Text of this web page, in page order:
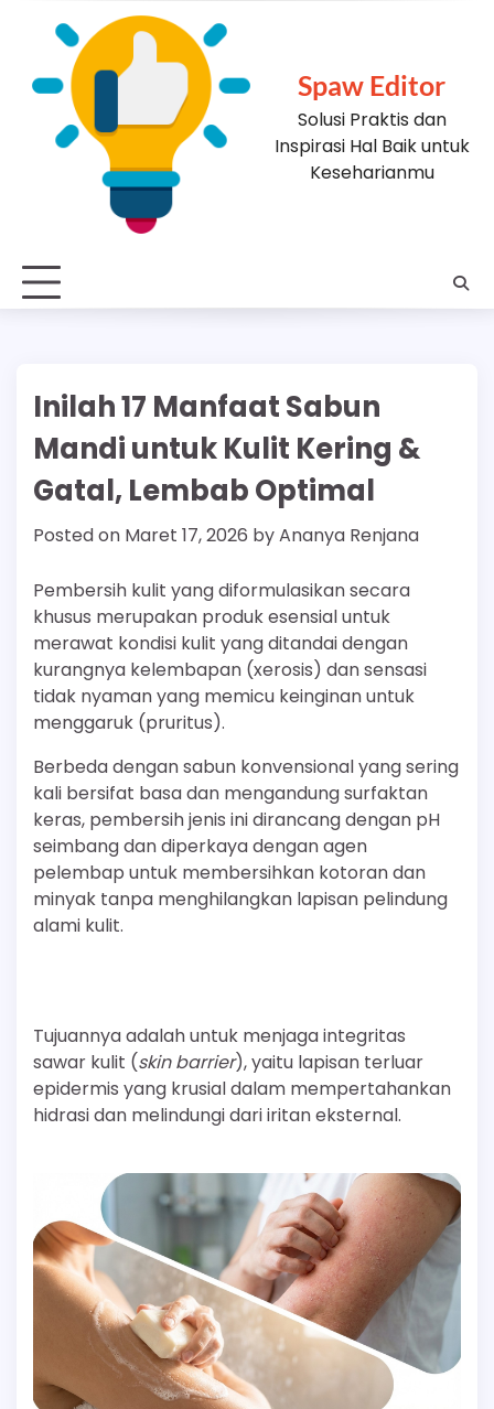
Spaw Editor
Solusi Praktis dan
Inspirasi Hal Baik untuk
Keseharianmu
Inilah 17 Manfaat Sabun
Mandi untuk Kulit Kering &
Gatal, Lembab Optimal
Posted on Maret 17, 2026 byAnanya Renjana
Pembersih kulit yang diformulasikan secara
khusus merupakan produk esensial untuk
merawat kondisi kulit yang ditandai dengan
kurangnya kelembapan (xerosis) dan sensasi
tidak nyaman yang memicu keinginan untuk
menggaruk (pruritus).
Berbeda dengan sabun konvensional yang sering
kali bersifat basa dan mengandung surfaktan
keras, pembersih jenis ini dirancang dengan pH
seimbang dan diperkaya dengan agen
pelembap untuk membersihkan kotoran dan
minyak tanpa menghilangkan lapisan pelindung
alami kulit.
Tujuannya adalah untuk menjaga integritas
sawar kulit (skin barrier), yaitu lapisan terluar
epidermis yang krusial dalam mempertahankan
hidrasi dan melindungi dari iritan eksternal.